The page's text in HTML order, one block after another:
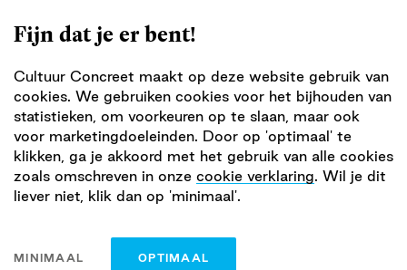
Starten met
crowdfunding
Fijn dat je er bent!
Cultuur Concreet maakt op deze website gebruik van
cookies. We gebruiken cookies voor het bijhouden van
statistieken, om voorkeuren op te slaan, maar ook
voor marketingdoeleinden. Door op 'optimaal' te
klikken, ga je akkoord met het gebruik van alle cookies
zoals omschreven in onze cookie verklaring. Wil je dit
liever niet, klik dan op 'minimaal'.
MINIMAAL OPTIMAAL